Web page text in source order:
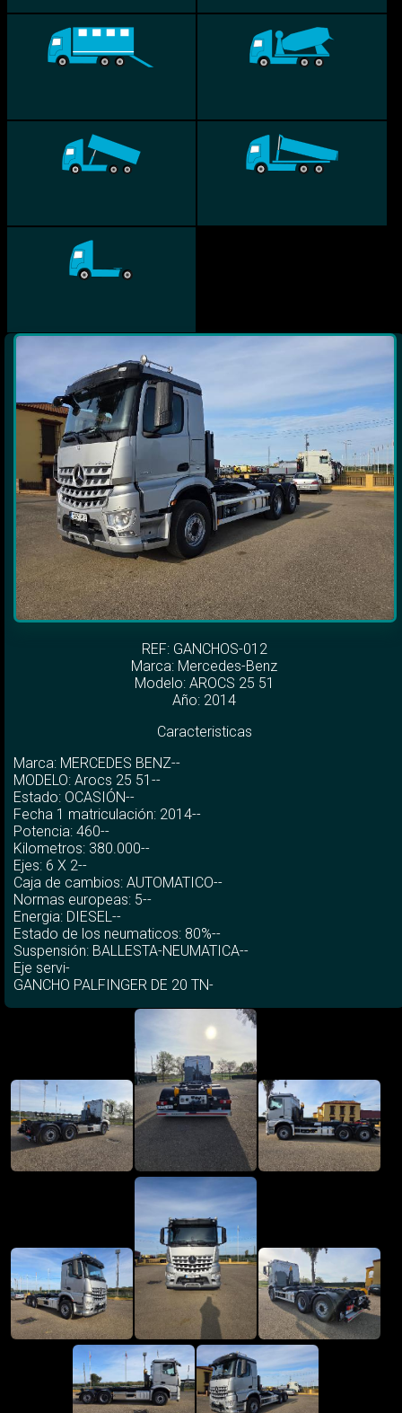
REF: GANCHOS-012
Marca: Mercedes-Benz
Modelo: AROCS 25 51
Año: 2014
Caracteristicas
Marca: MERCEDES BENZ--
MODELO: Arocs 25 51--
Estado: OCASIÓN--
Fecha 1 matriculación: 2014--
Potencia: 460--
Kilometros: 380.000--
Ejes: 6 X 2--
Caja de cambios: AUTOMATICO--
Normas europeas: 5--
Energia: DIESEL--
Estado de los neumaticos: 80%--
Suspensión: BALLESTA-NEUMATICA--
Eje servi-
GANCHO PALFINGER DE 20 TN-